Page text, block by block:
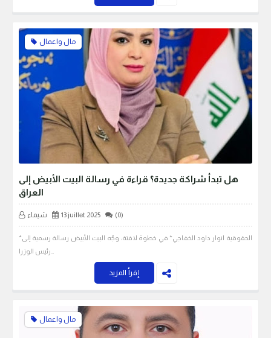
مال واعمال
هل تبدأ شراكة جديدة؟ قراءة في رسالة البيت الأبيض إلى
العراق
شيماء 13 juillet 2025 (0)
*الحقوقية انوار داود الخفاجي* في خطوة لافتة، وجّه البيت الأبيض رسالة رسمية إلى
إقرأ المزيد
مال واعمال